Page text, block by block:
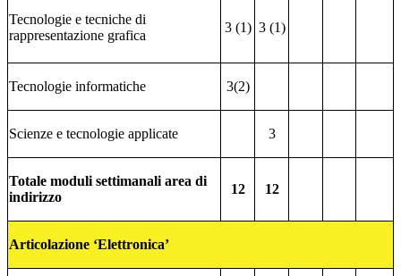
Tecnologie e tecniche di
rappresentazione grafica
3 (1) 3 (1)
Tecnologie informatiche 3(2)
Scienze e tecnologie applicate 3
Totale moduli settimanali area di
indirizzo
12 12
Articolazione ‘Elettronica’